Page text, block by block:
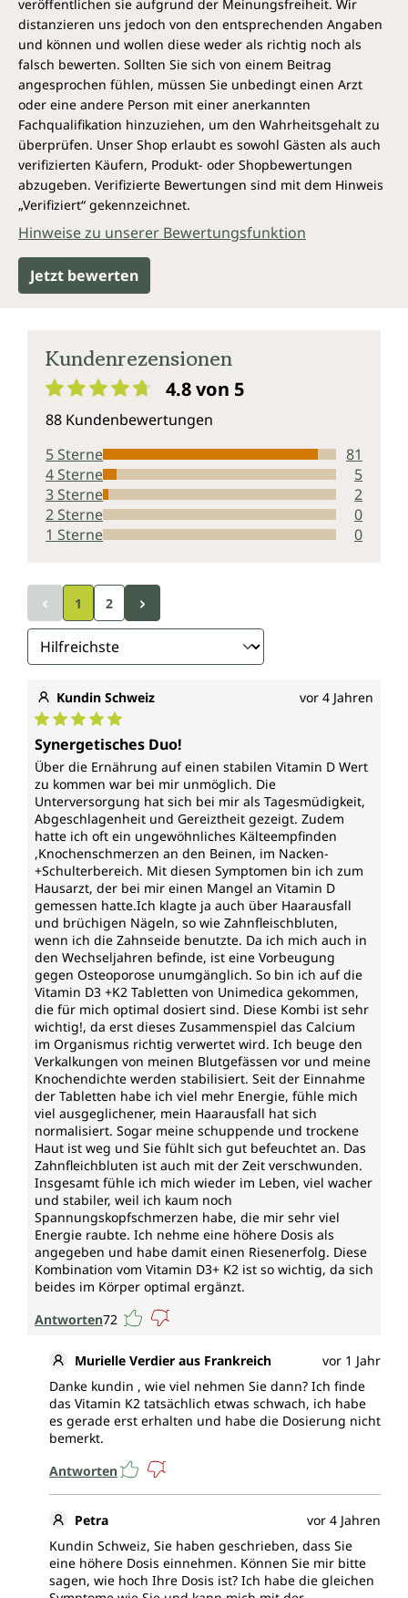
von Konservierungsstoffen, weiterhin ohne Zusätze
wie Farbstoffe, Stabilisatoren, Trennmittel wie
Magnesiumstearat sowie ohne Gentechnik,
laktosefrei und glutenfrei.
Wirkungsspektrum*
Vitamin D (Cholecalciferol)
trägt bei zu/zur:
einer normalen Funktion des
Immunsystems,
Erhaltung normaler Knochen,
Erhaltung einer normalen Muskelfunktion,
Erhaltung normaler Zähne,
einem normalen Calciumspiegel im Blut und
Vitamin D hat eine Funktion bei der
Zellteilung.
Vitamin K (Menachinon)
trägt bei zu/zur:
einer normalen Blutgerinnung
Erhaltung normaler Knochen.
* Von der Europäischen Behörde für
Lebensmittelsicherheit (EFSA - European food safety
authority) als gesichert angesehene Wirkungen
veröffentlichen sie aufgrund der Meinungsfreiheit. Wir
distanzieren uns jedoch von den entsprechenden Angaben
und können und wollen diese weder als richtig noch als
falsch bewerten. Sollten Sie sich von einem Beitrag
angesprochen fühlen, müssen Sie unbedingt einen Arzt
oder eine andere Person mit einer anerkannten
Fachqualifikation hinzuziehen, um den Wahrheitsgehalt zu
überprüfen. Unser Shop erlaubt es sowohl Gästen als auch
verifizierten Käufern, Produkt- oder Shopbewertungen
abzugeben. Verifizierte Bewertungen sind mit dem Hinweis
„Verifiziert“ gekennzeichnet.
Hinweise zu unserer Bewertungsfunktion
Jetzt bewerten
Kundenrezensionen
4.8 von 5
88 Kundenbewertungen
5 Sterne
81
4 Sterne
5
3 Sterne
2
2 Sterne
0
1 Sterne
0
1 2
Kundin Schweiz vor 4 Jahren
Durchschnittliche Bewertung von 5 von 5 Sternen
Synergetisches Duo!
Über die Ernährung auf einen stabilen Vitamin D Wert
zu kommen war bei mir unmöglich. Die
Unterversorgung hat sich bei mir als Tagesmüdigkeit,
Abgeschlagenheit und Gereiztheit gezeigt. Zudem
hatte ich oft ein ungewöhnliches Kälteempfinden
,Knochenschmerzen an den Beinen, im Nacken-
+Schulterbereich. Mit diesen Symptomen bin ich zum
Hausarzt, der bei mir einen Mangel an Vitamin D
gemessen hatte.Ich klagte ja auch über Haarausfall
und brüchigen Nägeln, so wie Zahnfleischbluten,
wenn ich die Zahnseide benutzte. Da ich mich auch in
den Wechseljahren befinde, ist eine Vorbeugung
gegen Osteoporose unumgänglich. So bin ich auf die
Vitamin D3 +K2 Tabletten von Unimedica gekommen,
die für mich optimal dosiert sind. Diese Kombi ist sehr
wichtig!, da erst dieses Zusammenspiel das Calcium
im Organismus richtig verwertet wird. Ich beuge den
Verkalkungen von meinen Blutgefässen vor und meine
Knochendichte werden stabilisiert. Seit der Einnahme
der Tabletten habe ich viel mehr Energie, fühle mich
viel ausgeglichener, mein Haarausfall hat sich
normalisiert. Sogar meine schuppende und trockene
Haut ist weg und Sie fühlt sich gut befeuchtet an. Das
Zahnfleichbluten ist auch mit der Zeit verschwunden.
Insgesamt fühle ich mich wieder im Leben, viel wacher
und stabiler, weil ich kaum noch
Spannungskopfschmerzen habe, die mir sehr viel
Energie raubte. Ich nehme eine höhere Dosis als
angegeben und habe damit einen Riesenerfolg. Diese
Kombination vom Vitamin D3+ K2 ist so wichtig, da sich
beides im Körper optimal ergänzt.
Antworten72
Murielle Verdier aus Frankreich
vor 1 Jahr
Danke kundin , wie viel nehmen Sie dann? Ich finde
das Vitamin K2 tatsächlich etwas schwach, ich habe
es gerade erst erhalten und habe die Dosierung nicht
bemerkt.
Antworten
Petra
vor 4 Jahren
Kundin Schweiz, Sie haben geschrieben, dass Sie
eine höhere Dosis einnehmen. Können Sie mir bitte
sagen, wie hoch Ihre Dosis ist? Ich habe die gleichen